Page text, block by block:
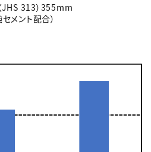
JHS 313）355mm
セメント配合）